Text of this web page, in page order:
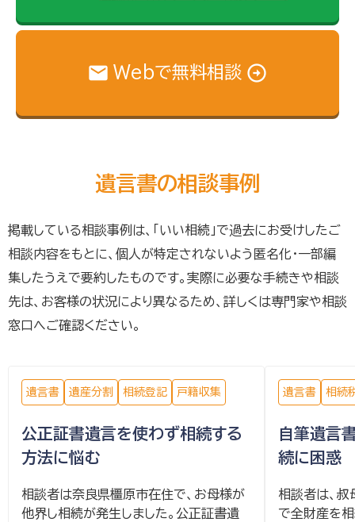
Webで無料相談
遺言書の相談事例
掲載している相談事例は、「いい相続」で過去にお受けしたご
相談内容をもとに、個人が特定されないよう匿名化・一部編
集したうえで要約したものです。実際に必要な手続きや相談
先は、お客様の状況により異なるため、詳しくは専門家や相談
窓口へご確認ください。
遺言書 遺産分割 相続登記 戸籍収集
公正証書遺言を使わず相続する
方法に悩む
相談者は奈良県橿原市在住で、お母様が
他界し相続が発生しました。公正証書遺
遺言書 相続
自筆遺言
続に困惑
相談者は、叔
で全財産を相